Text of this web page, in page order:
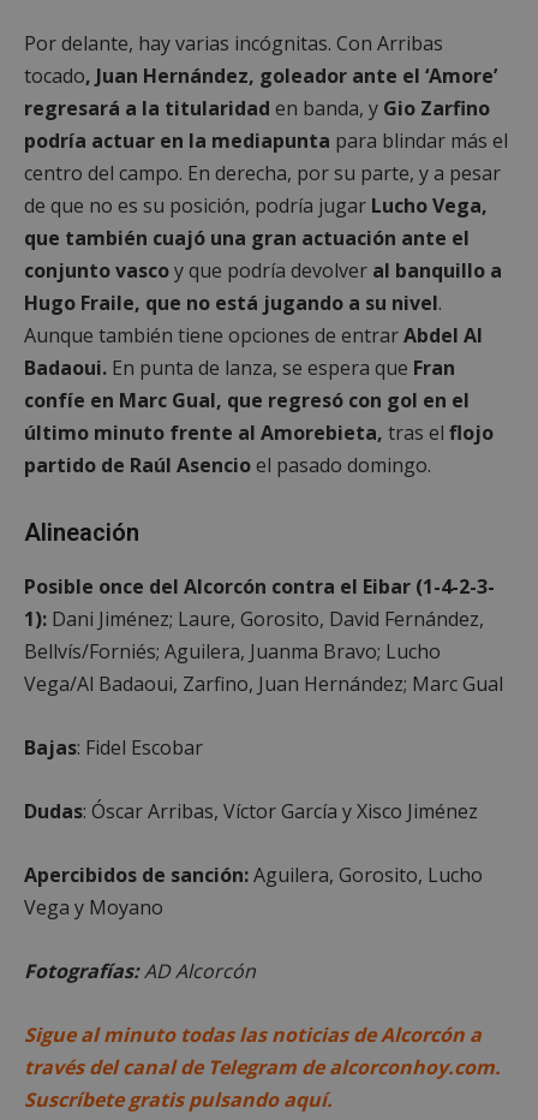
Por delante, hay varias incógnitas. Con Arribas
tocado, Juan Hernández, goleador ante el ‘Amore’
regresará a la titularidad en banda, y Gio Zarfino
podría actuar en la mediapunta para blindar más el
centro del campo. En derecha, por su parte, y a pesar
de que no es su posición, podría jugar Lucho Vega,
que también cuajó una gran actuación ante el
conjunto vascoy que podría devolver al banquillo a
Hugo Fraile, que no está jugando a su nivel.
Aunque también tiene opciones de entrarAbdel Al
Badaoui. En punta de lanza, se espera que Fran
confíe en Marc Gual, que regresó con gol en el
último minuto frente al Amorebieta, tras el flojo
partido de Raúl Asencioel pasado domingo.
Alineación
Posible once del Alcorcón contra el Eibar (1-4-2-3-
1): Dani Jiménez; Laure, Gorosito, David Fernández,
Bellvís/Forniés; Aguilera, Juanma Bravo; Lucho
Vega/Al Badaoui, Zarfino, Juan Hernández; Marc Gual
Bajas: Fidel Escobar
Dudas: Óscar Arribas, Víctor García y Xisco Jiménez
Apercibidos de sanción:Aguilera, Gorosito, Lucho
Vega y Moyano
Fotografías:AD Alcorcón
Sigue al minuto todas las noticias de Alcorcón a
través del canal de Telegram de alcorconhoy.com.
Suscríbete gratis pulsando aquí.
Cookies de
preferencias
Cookies de
funcionalidad
Cookies no clasificadas
Cookies estrictamente necesarias
Cookies de rendimiento
Cookies de preferencias
Cookies de funcionalidad
Cookies no clasificadas
funcionalidad principal del sitio web, como el
las cookies estrictamente necesarias.
Proveedor/
Dominio
PHPSESSID
PHP.net
Sesión
Privacy Policy